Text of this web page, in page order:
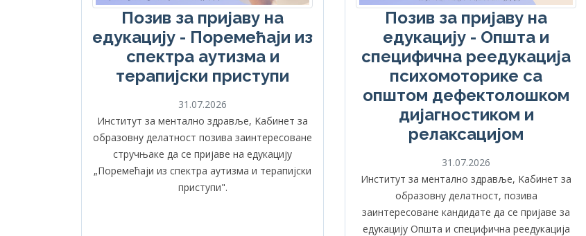
Позив за пријаву на
едукацију - Поремећаји из
спектра аутизма и
терапијски приступи
31.07.2026
Институт за ментално здравље, Kабинет за
образовну делатност позива заинтересоване
стручњаке да се пријаве на едукацију
„Поремећаји из спектра аутизма и терапијски
приступи".
Позив за пријаву на
едукацију - Општа и
специфична реедукација
психомоторике са
општом дефектолошком
дијагностиком и
релаксацијом
31.07.2026
Институт за ментално здравље, Kабинет за
образовну делатност, позива
заинтересоване кандидате да се пријаве за
едукацију Општа и специфична реедукација